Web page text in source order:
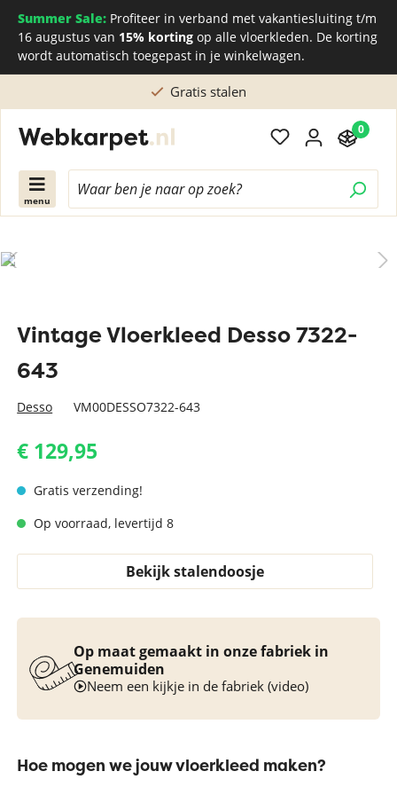
Summer Sale: Profiteer in verband met vakantiesluiting t/m
16 augustus van 15% korting op alle vloerkleden. De korting
wordt automatisch toegepast in je winkelwagen.
Gratis stalen
menu
0
Vintage Vloerkleed Desso 7322-
643
Desso VM00DESSO7322-643
€ 129,95
Gratis verzending!
Op voorraad, levertijd 8
Bekijk stalendoosje
Op maat gemaakt in onze fabriek in
Genemuiden
Neem een kijkje in de fabriek (video)
Hoe mogen we jouw vloerkleed maken?